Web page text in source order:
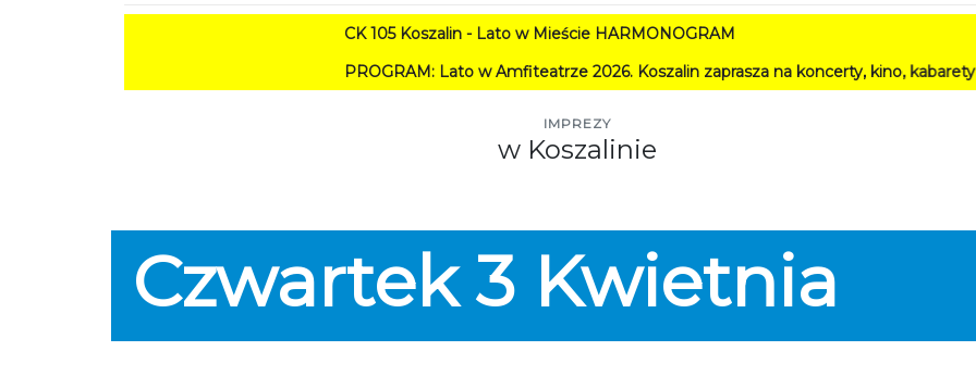
CK 105 Koszalin - Lato w Mieście HARMONOGRAM
PROGRAM: Lato w Amfiteatrze 2026. Koszalin zaprasza na koncerty, kino, kabarety i
IMPREZY
w Koszalinie
Czwartek 3 Kwietnia